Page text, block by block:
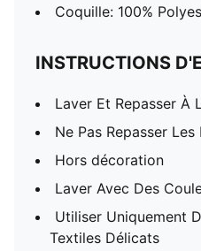
Coquille: 100%
INSTRUCTIONS
Laver Et Repasser À
Ne Pas Repasser Les
Hors décoration
Laver Avec Des
Utiliser Uniquement
Textiles Délicats